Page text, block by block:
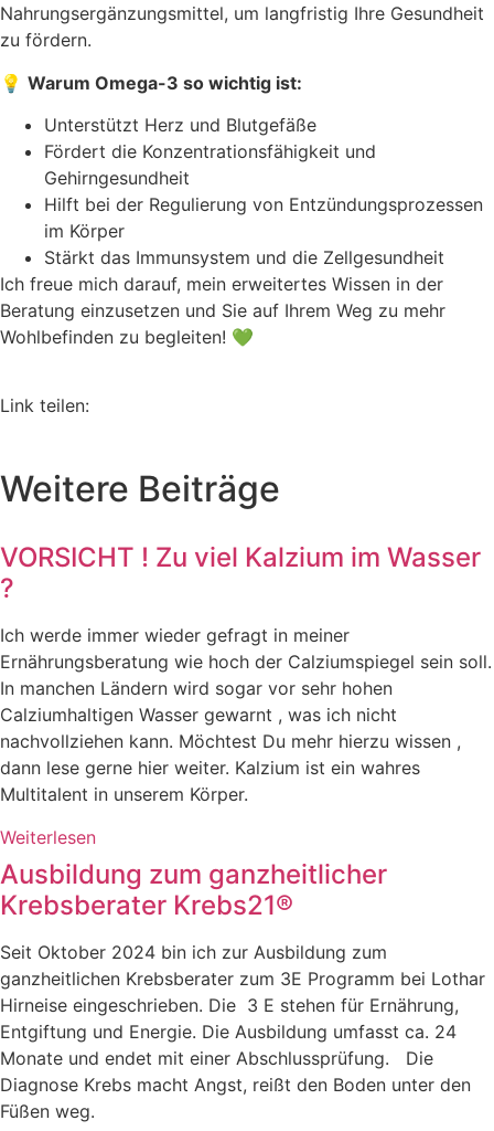
Nahrungsergänzungsmittel, um langfristig Ihre Gesundheit
zu fördern.
💡 Warum Omega-3 so wichtig ist:
Unterstützt Herz und Blutgefäße
Fördert die Konzentrationsfähigkeit und
Gehirngesundheit
Hilft bei der Regulierung von Entzündungsprozessen
im Körper
Stärkt das Immunsystem und die Zellgesundheit
Ich freue mich darauf, mein erweitertes Wissen in der
Beratung einzusetzen und Sie auf Ihrem Weg zu mehr
Wohlbefinden zu begleiten! 💚
Link teilen:
Weitere Beiträge
VORSICHT ! Zu viel Kalzium im Wasser
?
Ich werde immer wieder gefragt in meiner
Ernährungsberatung wie hoch der Calziumspiegel sein soll.
In manchen Ländern wird sogar vor sehr hohen
Calziumhaltigen Wasser gewarnt , was ich nicht
nachvollziehen kann. Möchtest Du mehr hierzu wissen ,
dann lese gerne hier weiter. Kalzium ist ein wahres
Multitalent in unserem Körper.
Weiterlesen
Ausbildung zum ganzheitlicher
Krebsberater Krebs21®
Seit Oktober 2024 bin ich zur Ausbildung zum
ganzheitlichen Krebsberater zum 3E Programm bei Lothar
Hirneise eingeschrieben. Die 3 E stehen für Ernährung,
Entgiftung und Energie. Die Ausbildung umfasst ca. 24
Monate und endet mit einer Abschlussprüfung. Die
Diagnose Krebs macht Angst, reißt den Boden unter den
Füßen weg.